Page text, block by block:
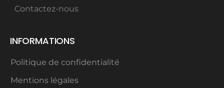
Contactez-nous
INFORMATIONS
Politique de confidentialité
Mentions légales